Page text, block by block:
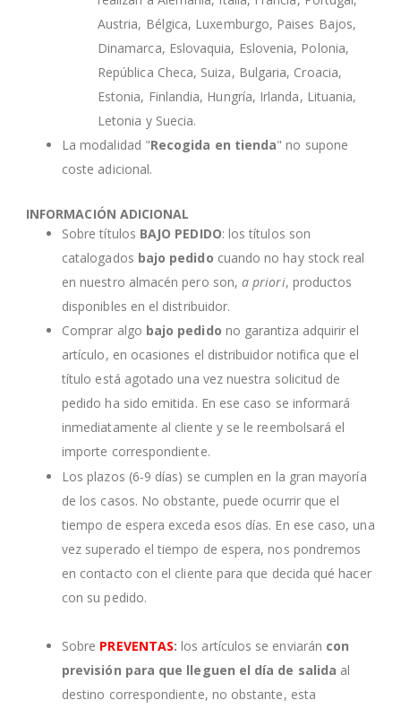
Austria, Bélgica, Luxemburgo, Paises Bajos,
Dinamarca, Eslovaquia, Eslovenia, Polonia,
República Checa, Suiza, Bulgaria, Croacia,
Estonia, Finlandia, Hungría, Irlanda, Lituania,
Letonia y Suecia.
La modalidad "Recogida en tienda" no supone
coste adicional.
INFORMACIÓN ADICIONAL
Sobre títulos BAJO PEDIDO: los títulos son
catalogados bajo pedido cuando no hay stock real
en nuestro almacén pero son,a priori, productos
disponibles en el distribuidor.
Comprar algo bajo pedido no garantiza adquirir el
artículo, en ocasiones el distribuidor notifica que el
título está agotado una vez nuestra solicitud de
pedido ha sido emitida. En ese caso se informará
inmediatamente al cliente y se le reembolsará el
importe correspondiente.
Los plazos (6-9 días) se cumplen en la gran mayoría
de los casos. No obstante, puede ocurrir que el
tiempo de espera exceda esos días. En ese caso, una
vez superado el tiempo de espera, nos pondremos
en contacto con el cliente para que decida qué hacer
con su pedido.
Sobre PREVENTAS:los artículos se enviarán con
previsión para que lleguen el día de salida al
destino correspondiente, no obstante, esta